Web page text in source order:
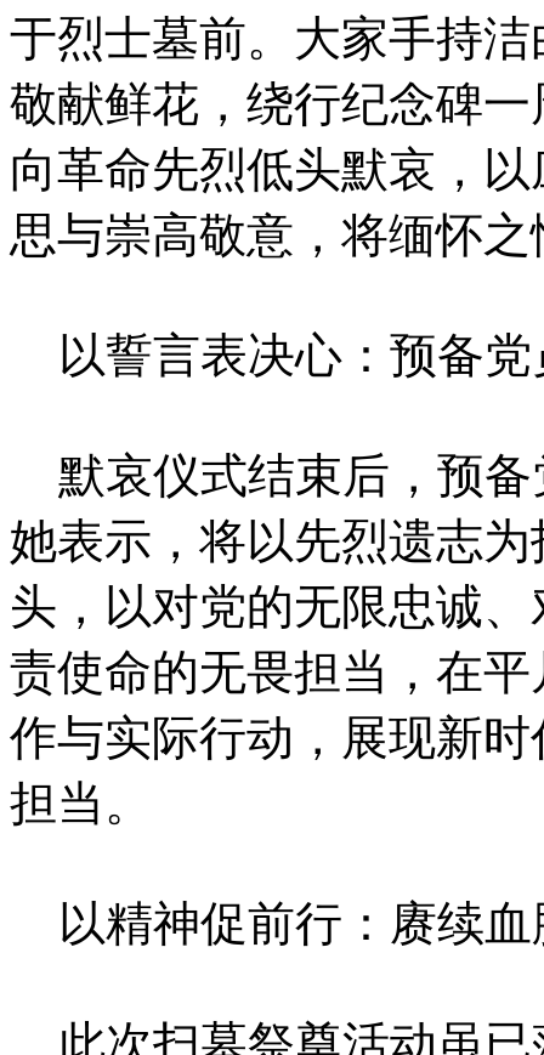
于烈士墓前。大家手持
敬献鲜花，绕行纪念碑
向革命先烈低头默哀，
思与崇高敬意，将缅怀
以誓言表决心：预备党
默哀仪式结束后，预备
她表示，将以先烈遗志
头，以对党的无限忠诚
责使命的无畏担当，在
作与实际行动，展现新
担当。
以精神促前行：赓续血
此次扫墓祭奠活动虽已